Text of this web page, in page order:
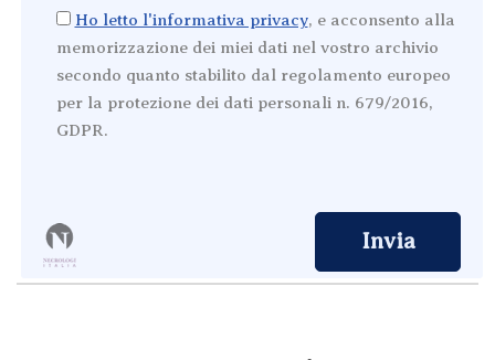
Ho letto l'informativa privacy, e acconsento alla
memorizzazione dei miei dati nel vostro archivio
secondo quanto stabilito dal regolamento europeo
per la protezione dei dati personali n. 679/2016,
GDPR.